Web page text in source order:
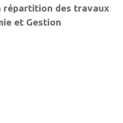
répartition des travaux
et Gestion